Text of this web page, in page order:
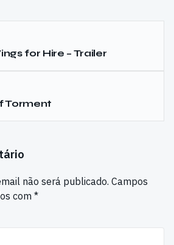
for Hire – Trailer
Torment
não será publicado. Campos
com *